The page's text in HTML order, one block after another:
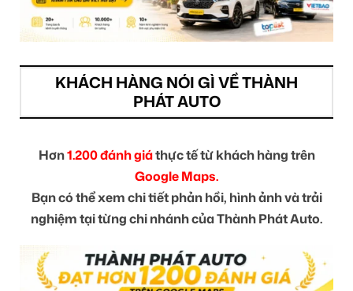
KHÁCH HÀNG NÓI GÌ VỀ THÀNH
PHÁT AUTO
Hơn1.200 đánh giáthực tế từ khách hàng trên
Google Maps.
Bạn có thể xem chi tiết phản hồi, hình ảnh và trải
nghiệm tại từng chi nhánh của Thành Phát Auto.